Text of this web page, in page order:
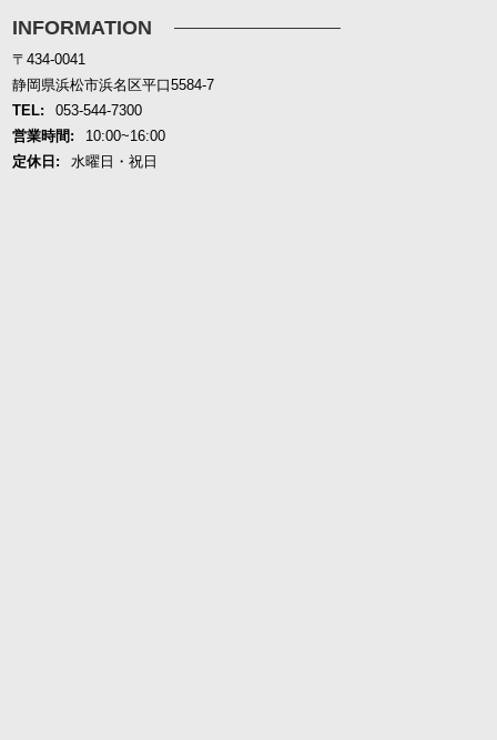
INFORMATION
〒434-0041
静岡県浜松市浜名区平口5584-7
TEL:
053-544-7300
営業時間:
10:00~16:00
定休日:
水曜日・祝日